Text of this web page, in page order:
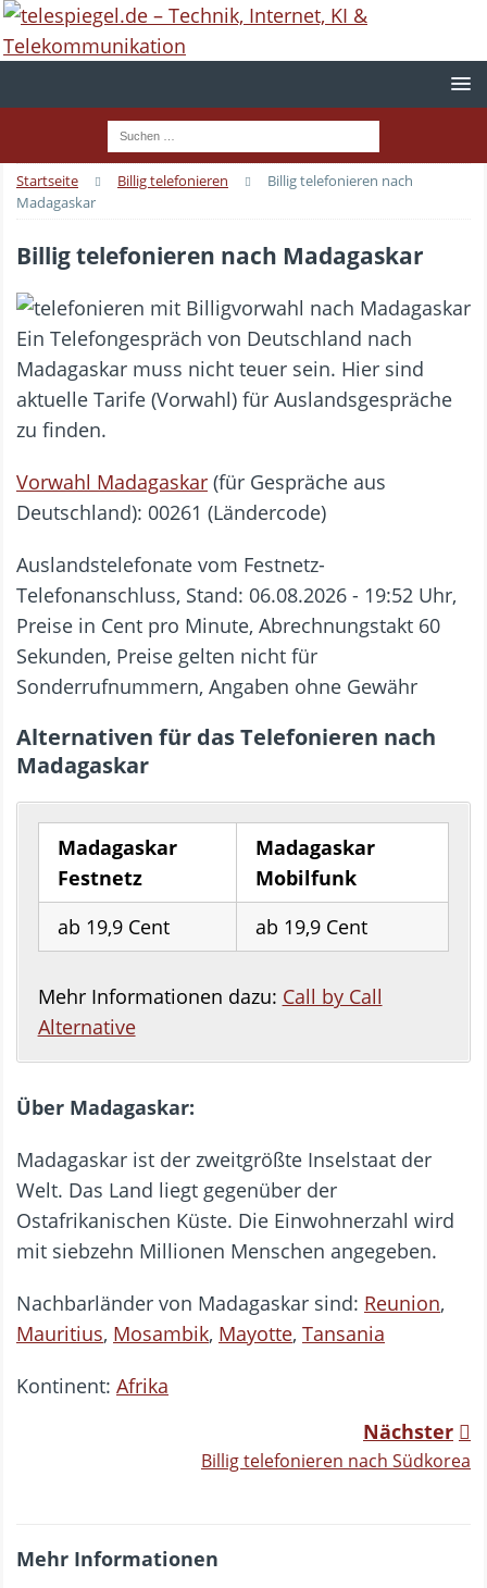
Startseite Billig telefonieren
Billig telefonieren nach
Madagaskar
Billig telefonieren nach Madagaskar
Ein Telefongespräch von Deutschland nach
Madagaskar muss nicht teuer sein. Hier sind
aktuelle Tarife (Vorwahl) für Auslandsgespräche
zu finden.
Vorwahl Madagaskar (für Gespräche aus
Deutschland): 00261 (Ländercode)
Auslandstelefonate vom Festnetz-
Telefonanschluss, Stand: 06.08.2026 - 19:52 Uhr,
Preise in Cent pro Minute, Abrechnungstakt 60
Sekunden, Preise gelten nicht für
Sonderrufnummern, Angaben ohne Gewähr
Alternativen für das Telefonieren nach
Madagaskar
Madagaskar
Festnetz
Madagaskar
Mobilfunk
ab 19,9 Cent
ab 19,9 Cent
Mehr Informationen dazu: Call by Call
Alternative
Über Madagaskar:
Madagaskar ist der zweitgrößte Inselstaat der
Welt. Das Land liegt gegenüber der
Ostafrikanischen Küste. Die Einwohnerzahl wird
mit siebzehn Millionen Menschen angegeben.
Nachbarländer von Madagaskar sind: Reunion,
Mauritius, Mosambik, Mayotte, Tansania
Kontinent: Afrika
Nächster
Billig telefonieren nach Südkorea
Mehr Informationen